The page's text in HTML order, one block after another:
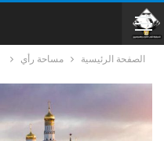
الصفحة الرئيسية مساحة رأي